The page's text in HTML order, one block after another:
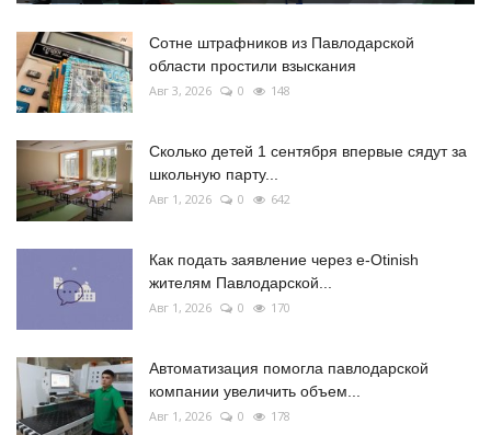
Сотне штрафников из Павлодарской
области простили взыскания
Авг 3, 2026 0 148
Сколько детей 1 сентября впервые сядут за
школьную парту...
Авг 1, 2026 0 642
Как подать заявление через e-Otinish
жителям Павлодарской...
Авг 1, 2026 0 170
Автоматизация помогла павлодарской
компании увеличить объем...
Авг 1, 2026 0 178